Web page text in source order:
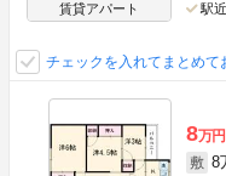
賃貸アパート 駅近
チェックを入れてまとめて
8万円
敷 8